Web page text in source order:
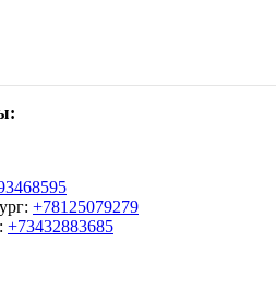
+78125079279
+73432883685